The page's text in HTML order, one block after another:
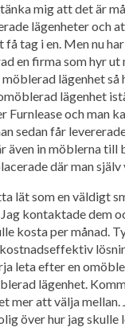
mig att det är
lägenheter och
få tag i en. Men nu
en firma som hyr
lägenhet så
lägenhet
Furnlease och man
sedan får
även in möblerna till
där man själv
lät som en väldigt
kontaktade dem
kosta per månad.
leta efter en
lägenhet.
mer att välja mellan.
över hur jag skulle